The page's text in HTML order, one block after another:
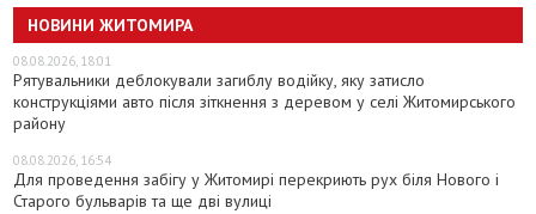
НОВИНИ ЖИТОМИРА
08.08.2026, 18:01
Рятувальники деблокували загиблу водійку, яку затисло
конструкціями авто після зіткнення з деревом у селі Житомирського
району
08.08.2026, 16:54
Для проведення забігу у Житомирі перекриють рух біля Нового і
Старого бульварів та ще дві вулиці